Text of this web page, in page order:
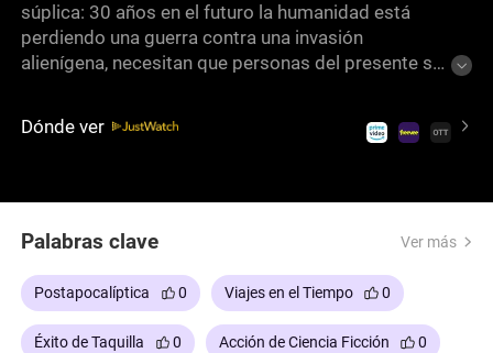
súplica: 30 años en el futuro la humanidad está
perdiendo una guerra contra una invasión
alienígena, necesitan que personas del presente se
emocionante película de ciencia ficción deja a
cualquiera conteniendo la respiración y animando a
Dónde ver
Palabras clave Ver más
Postapocalíptica 0 Viajes en el Tiempo 0
Éxito de Taquilla 0 Acción de Ciencia Ficción 0